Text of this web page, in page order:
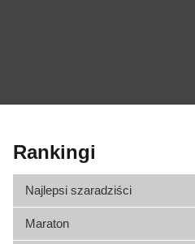
Rankingi
Najlepsi szaradziści
Maraton